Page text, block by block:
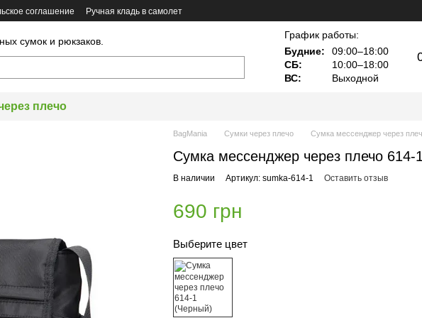
соглашение Ручная кладь в самолет
сумок и рюкзаков.
График работы:
Будние:
09:00–18:00
СБ:
10:00–18:00
ВС:
Выходной
плечо
BagMania Сумки через плечо Сумка мессенджер через
Сумка мессенджер через плечо
В наличии Артикул: sumka-614-1 Оставить отзыв
690 грн
Выберите цвет